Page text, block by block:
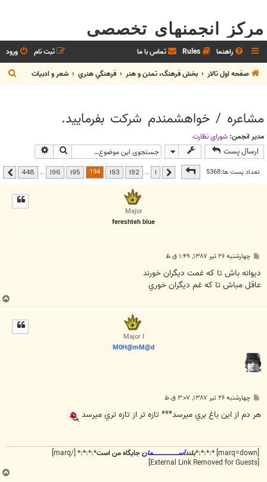
مرکز انجمنهای تخصصی
راهنما Rules تماس با ما ورود
ثبت نام
صفحه اول تالار
بخش فرهنگ، تمدن و هنر فرهنگي هنري شعر و ادبيات
ج
س
مشاعره / خواهشمندم شرکت بفرماييد.
مدیر انجمن: شوراي نظارت
ارسال پست جستجو
تعداد پست ها:5368
صفحه194از 448 قبلی …
192
193
194
195
196
…
448 بعدی
Major
fereshteh blue
پ
ت
چهارشنبه ۲۶ تیر ۱۳۸۷, ۱:۴۹ ق.ظ
ديوانه باش تا که غمت ديگران خورند
عاقل مباش تا که غم ديگران خوري
ب
ا
Major I
M0H@mM@d
پ
ت
چهارشنبه ۲۶ تیر ۱۳۸۷, ۳:۰۷ ق.ظ
هر دم از اين باغ بري ميرسد*** تازه تر از تازه تري ميرسد
بلندآســـــــــــــــــــــمانجایگاه من است*:*:*:* [/marq]
ب